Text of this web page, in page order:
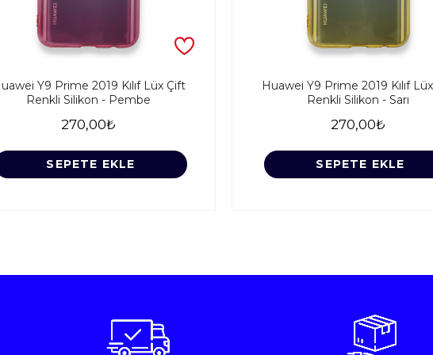
Y9 Prime 2019 Kılıf Lüx Çift
Renkli Silikon - Pembe
270,00₺
SEPETE EKLE
Huawei Y9 Prime 2019 Kılıf
Renkli Silikon - Sarı
270,00₺
SEPETE EKLE